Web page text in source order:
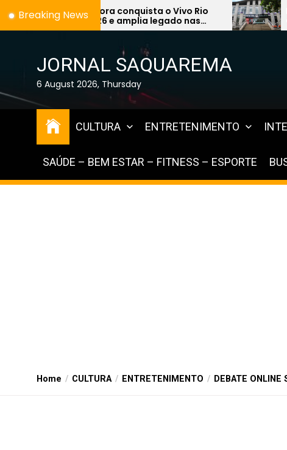
Breaking News
conquista o Vivo Rio
e amplia legado nas
de Saquarema
Prefeitura de
Concurso Público
de 1,2 mil vagas na
JORNAL SAQUAREMA
6 August 2026, Thursday
CULTURA ENTRETENIMENTO
SAÚDE – BEM ESTAR – FITNESS – ESPORTE
Home CULTURA ENTRETENIMENTO DEBATE ONLINE